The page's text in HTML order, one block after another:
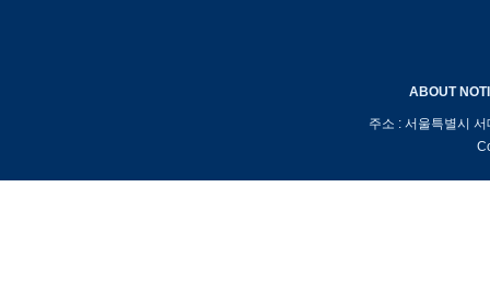
ABOUT
주소 : 서울특별시